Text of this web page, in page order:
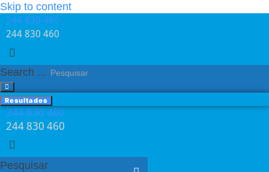
Skip to content
244 830 460​
244 830 460​
Search ...
Resultados
244 830 460​
244 830 460​
Pesquisar